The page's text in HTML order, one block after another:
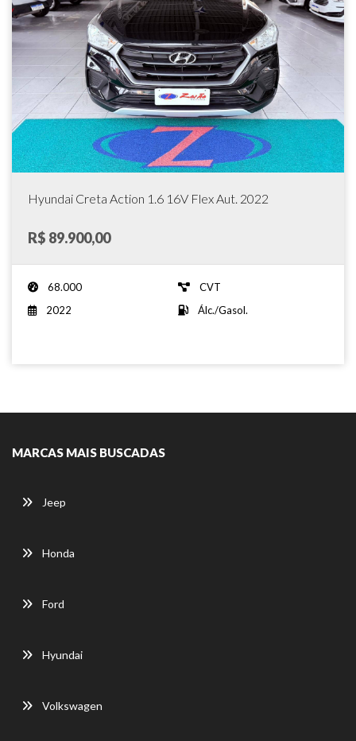
Hyundai Creta Action 1.6 16V Flex Aut. 2022
R$ 89.900,00
68.000
CVT
2022
Álc./Gasol.
MARCAS MAIS BUSCADAS
Jeep
Honda
Ford
Hyundai
Volkswagen